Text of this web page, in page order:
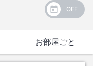
お部屋ごと